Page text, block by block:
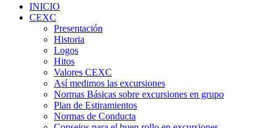
INICIO
CEXC
Presentación
Historia
Logos
Hitos
Valores CEXC
Así medimos las excursiones
Normas Básicas sobre excursiones en grupo
Plan de Estiramientos
Normas de Conducta